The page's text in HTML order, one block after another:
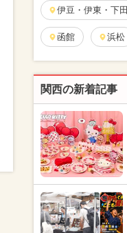
伊豆・伊東・下田
函館 浜松
関西の新着記事